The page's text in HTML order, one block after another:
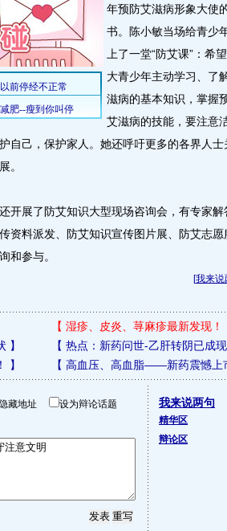
年预防艾滋病形象大使
书。陈小敏当场给青少
上了一堂“防艾课”：希
大青少年主动学习、了
滋病的基本知识，掌握
艾滋病的技能，要注意
自己，保护家人。她还呼吁更多的各界人士
。
展了防艾知识大型现场咨询会，有专家解
资料派发、防艾知识宣传图片展、防艾志愿
和参与。
[我来说
【 湿疹、皮炎、荨麻疹最新发现！
】 【 热点：新药问世-乙肝转阴已成
】 【 高血压、高血脂——新药震憾上
藏地址 设为辩论话题 我来说两句
精华区
辩论区